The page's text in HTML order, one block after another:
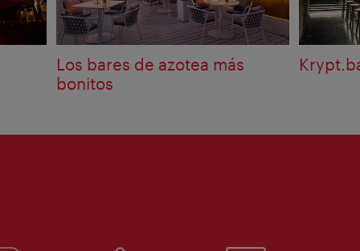
Los bares de azotea más
bonitos